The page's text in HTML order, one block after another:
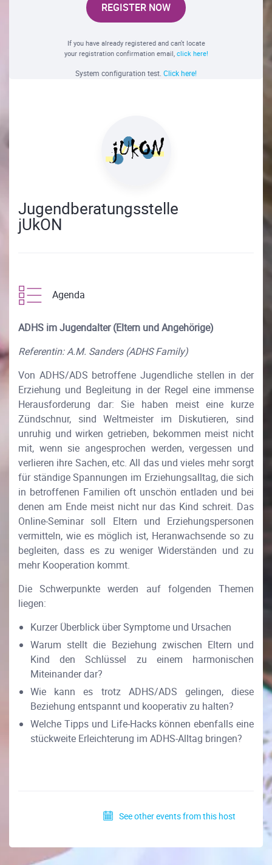
REGISTER NOW
If you have already registered and can't locate
your registration confirmation email, click here!
System configuration test. Click here!
Jugendberatungsstelle
jUkON
Agenda
ADHS im Jugendalter (Eltern und Angehörige)
Referentin: A.M. Sanders (ADHS Family)
Von ADHS/ADS betroffene Jugendliche stellen in der
Erziehung und Begleitung in der Regel eine immense
Herausforderung dar: Sie haben meist eine kurze
Zündschnur, sind Weltmeister im Diskutieren, sind
unruhig und wirken getrieben, bekommen meist nicht
mit, wenn sie angesprochen werden, vergessen und
verlieren ihre Sachen, etc. All das und vieles mehr sorgt
für ständige Spannungen im Erziehungsalltag, die sich
in betroffenen Familien oft unschön entladen und bei
denen am Ende meist nicht nur das Kind schreit. Das
Online-Seminar soll Eltern und Erziehungspersonen
vermitteln, wie es möglich ist, Heranwachsende so zu
begleiten, dass es zu weniger Widerständen und zu
mehr Kooperation kommt.
Die Schwerpunkte werden auf folgenden Themen
liegen:
Kurzer Überblick über Symptome und Ursachen
Warum stellt die Beziehung zwischen Eltern und
Kind den Schlüssel zu einem harmonischen
Miteinander dar?
Wie kann es trotz ADHS/ADS gelingen, diese
Beziehung entspannt und kooperativ zu halten?
Welche Tipps und Life-Hacks können ebenfalls eine
stückweite Erleichterung im ADHS-Alltag bringen?
See other events from this host